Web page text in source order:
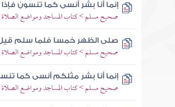
إنما أنا بشر أنسى كما تنسون
صحيح مسلم > كتاب المساجد ومواضع الصلاة
صلى الظهر خمسا فلما سلم قيل
صحيح مسلم > كتاب المساجد ومواضع الصلاة
إنما أنا بشر مثلكم أنسى كما
صحيح مسلم > كتاب المساجد ومواضع الصلاة